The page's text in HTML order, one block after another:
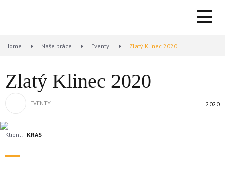
Home Naše práce Eventy Zlatý Klinec 2020
Zlatý Klinec 2020
EVENTY 2020
Klient: KRAS